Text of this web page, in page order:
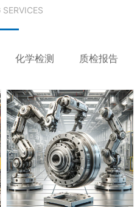
化学检测 质检报告